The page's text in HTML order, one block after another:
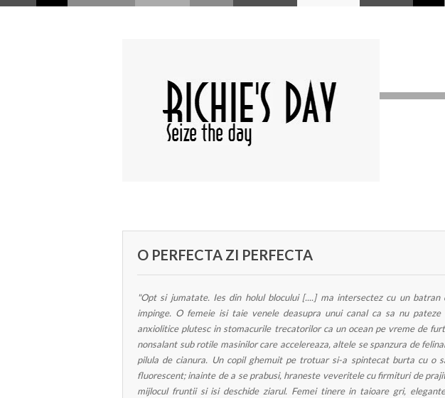
O PERFECTA ZI PERFECTA
"Opt si jumatate. Ies din holul blocului [....] ma intersectez cu un
impinge. O femeie isi taie venele deasupra unui canal ca sa nu
anxiolitice plutesc in stomacurile trecatorilor ca un ocean pe vreme de
nonsalant sub rotile masinilor care accelereaza, altele se spanzura de
pilula de cianura. Un copil ghemuit pe trotuar si-a spintecat burta cu o
fluorescent; inainte de a se prabusi, hraneste veveritele cu firmituri de
mijlocul fruntii si isi deschide ziarul. Femei tinere in taioare gri,